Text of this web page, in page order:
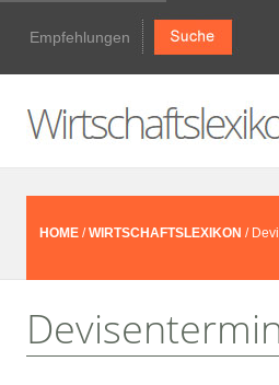
Empfehlungen
HOME /WIRTSCHAFTSLEXIKON /